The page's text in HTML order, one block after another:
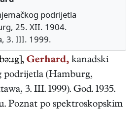
podrijetla
25. XII. 1904.
3. III. 1999.
Gerhard, kanadski
podrijetla (Hamburg,
, 3. III. 1999). God. 1935.
Poznat po spektroskopskim